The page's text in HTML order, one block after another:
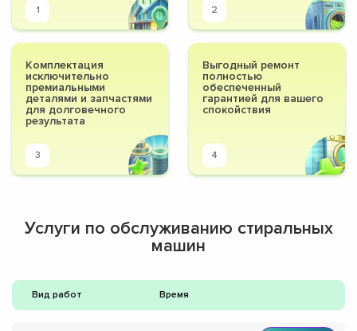
1 2
Комплектация
исключительно
премиальными
деталями и запчастями
для долговечного
результата
3
Выгодный ремонт
полностью
обеспеченный
гарантией для вашего
спокойствия
4
Услуги по обслуживанию стиральных
машин
Вид работ Время